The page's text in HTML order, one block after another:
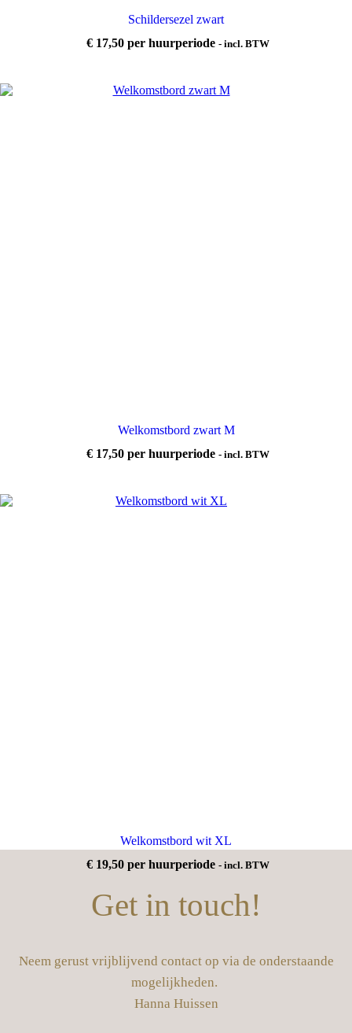
Schildersezel zwart
€17,50per huurperiode - incl. BTW
Welkomstbord zwart M
€17,50per huurperiode - incl. BTW
Welkomstbord wit XL
€19,50per huurperiode - incl. BTW
Get in touch!
Neem gerust vrijblijvend contact op via de onderstaande
mogelijkheden.
Hanna Huissen